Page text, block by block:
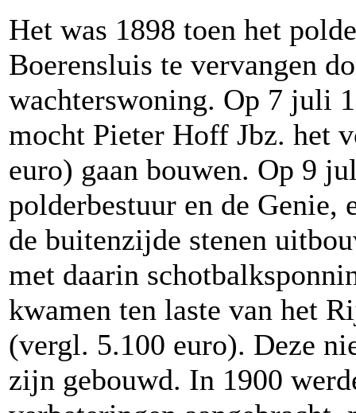
Het was 1898 toen het
Boerensluis te vervangen
wachterswoning. Op 7 juli
mocht Pieter Hoff Jbz. het
euro) gaan bouwen. Op 9
polderbestuur en de Genie,
de buitenzijde stenen
met daarin
kwamen ten laste van het
(vergl. 5.100 euro). Deze
zijn gebouwd. In 1900